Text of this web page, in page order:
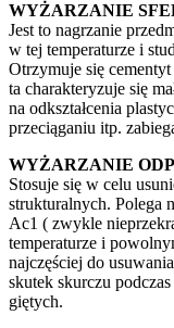
WYŻARZANIE
Jest to nagrzanie
w tej temperaturze i
Otrzymuje się
ta charakteryzuje się
na odkształcenia
przeciąganiu itp.
WYŻARZANIE
Stosuje się w celu
strukturalnych. Polega
Ac1 ( zwykle
temperaturze i
najczęściej do
skutek skurczu
giętych.